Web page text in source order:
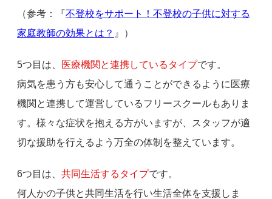
（参考：『不登校をサポート！不登校の子供に対する
家庭教師の効果とは？ 』）
5つ目は、 医療機関と連携しているタイプです。
病気を患う方も安心して通うことができるように医療
機関と連携して運営しているフリースクールもありま
す。様々な症状を抱える方がいますが、スタッフが適
切な援助を行えるよう万全の体制を整えています。
6つ目は、 共同生活するタイプです。
何人かの子供と共同生活を行い生活全体を支援しま